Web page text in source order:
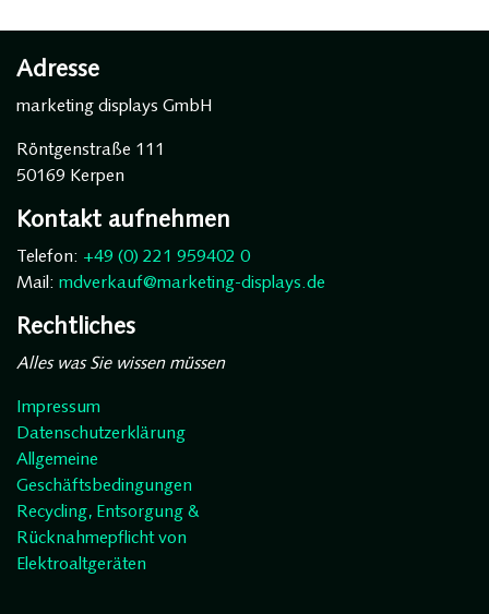
Adresse
marketing displays GmbH
Röntgenstraße 111
50169 Kerpen
Kontakt aufnehmen
Telefon: +49 (0) 221 959402 0
Mail: mdverkauf@marketing-displays.de
Rechtliches
Alles was Sie wissen müssen
Impressum
Datenschutzerklärung
Allgemeine
Geschäftsbedingungen
Recycling, Entsorgung &
Rücknahmepflicht von
Elektroaltgeräten